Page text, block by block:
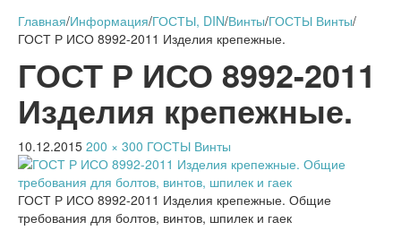
Главная/Информация/ГОСТЫ, DIN/Винты/ГОСТЫ Винты/
ГОСТ Р ИСО 8992-2011 Изделия крепежные.
ГОСТ Р ИСО 8992-2011
Изделия крепежные.
10.12.2015 200 × 300 ГОСТЫ Винты
ГОСТ Р ИСО 8992-2011 Изделия крепежные. Общие
требования для болтов, винтов, шпилек и гаек